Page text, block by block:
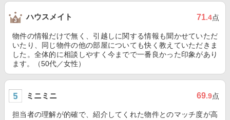
ハウスメイト 71.4点
物件の情報だけで無く、引越しに関する情報も聞かせていただ
いたり、同じ物件の他の部屋についても快く教えていただきま
した。全体的に相談しやすく今までで一番良かった印象があり
ます。（50代／女性）
ミニミニ 69.9点
担当者の理解が的確で、紹介してくれた物件とのマッチ度が高